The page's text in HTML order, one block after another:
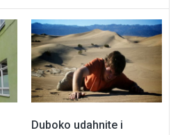
Duboko udahnite i